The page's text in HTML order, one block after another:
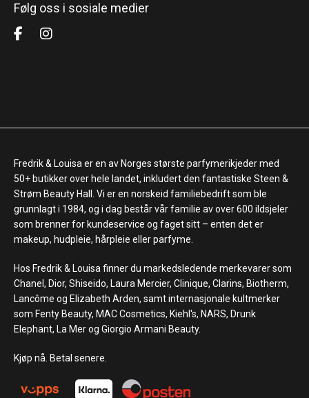
Følg oss i sosiale medier
Fredrik & Louisa er en av Norges største parfymerikjeder med
50+ butikker over hele landet, inkludert den fantastiske Steen &
Strøm Beauty Hall. Vi er en norskeid familiebedrift som ble
grunnlagt i 1984, og i dag består vår familie av over 600 ildsjeler
som brenner for kundeservice og faget sitt – enten det er
makeup, hudpleie, hårpleie eller parfyme.
Hos Fredrik & Louisa finner du markedsledende merkevarer som
Chanel, Dior, Shiseido, Laura Mercier, Clinique, Clarins, Biotherm,
Lancôme og Elizabeth Arden, samt internasjonale kultmerker
som Fenty Beauty, MAC Cosmetics, Kiehl's, NARS, Drunk
Elephant, La Mer og Giorgio Armani Beauty.
Kjøp nå. Betal senere.